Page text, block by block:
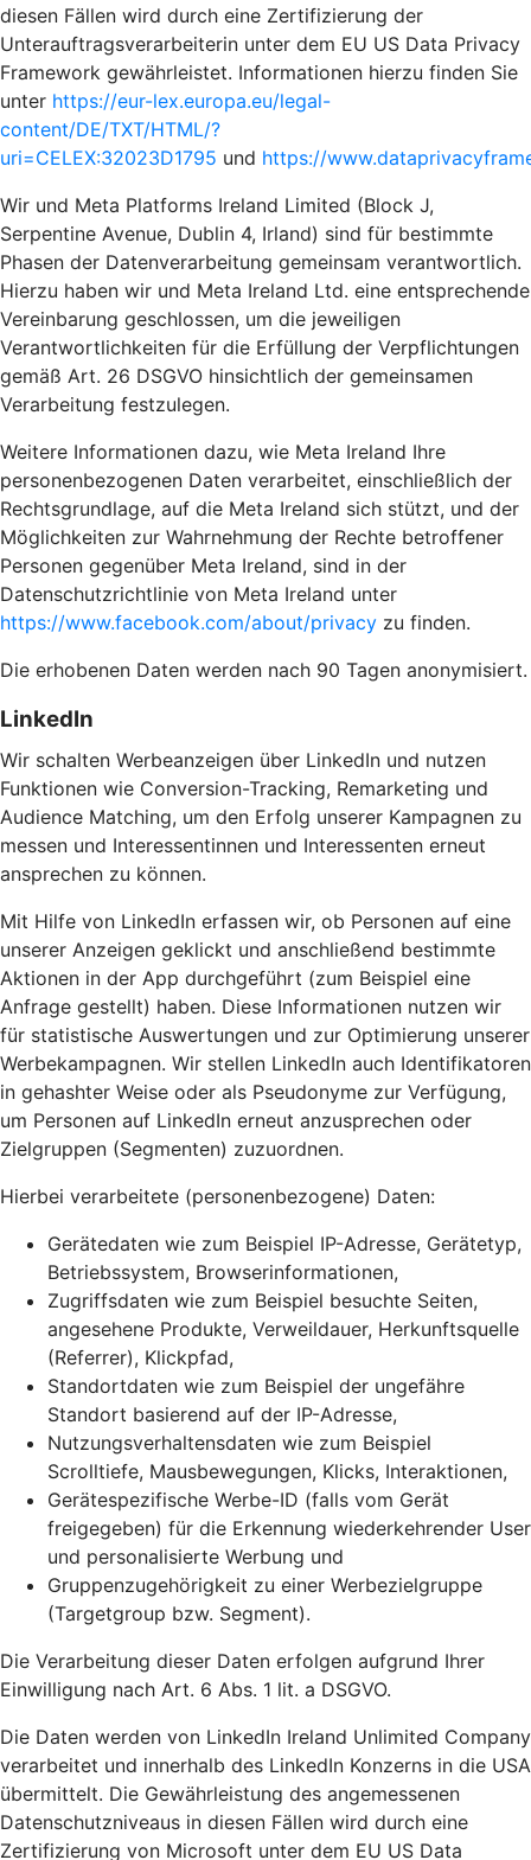
diesen Fällen wird durch eine Zertifizierung der
Unterauftragsverarbeiterin unter dem EU US Data Privacy
Framework gewährleistet. Informationen hierzu finden Sie
unter https://eur-lex.europa.eu/legal-
content/DE/TXT/HTML/?
uri=CELEX:32023D1795 und https://
Wir und Meta Platforms Ireland Limited (Block J,
Serpentine Avenue, Dublin 4, Irland) sind für bestimmte
Phasen der Datenverarbeitung gemeinsam verantwortlich.
Hierzu haben wir und Meta Ireland Ltd. eine entsprechende
Vereinbarung geschlossen, um die jeweiligen
Verantwortlichkeiten für die Erfüllung der Verpflichtungen
gemäß Art. 26 DSGVO hinsichtlich der gemeinsamen
Verarbeitung festzulegen.
Weitere Informationen dazu, wie Meta Ireland Ihre
personenbezogenen Daten verarbeitet, einschließlich der
Rechtsgrundlage, auf die Meta Ireland sich stützt, und der
Möglichkeiten zur Wahrnehmung der Rechte betroffener
Personen gegenüber Meta Ireland, sind in der
Datenschutzrichtlinie von Meta Ireland unter
https://www.facebook.com/about/privacy zu finden.
Die erhobenen Daten werden nach 90 Tagen anonymisiert.
LinkedIn
Wir schalten Werbeanzeigen über LinkedIn und nutzen
Funktionen wie Conversion-Tracking, Remarketing und
Audience Matching, um den Erfolg unserer Kampagnen zu
messen und Interessentinnen und Interessenten erneut
ansprechen zu können.
Mit Hilfe von LinkedIn erfassen wir, ob Personen auf eine
unserer Anzeigen geklickt und anschließend bestimmte
Aktionen in der App durchgeführt (zum Beispiel eine
Anfrage gestellt) haben. Diese Informationen nutzen wir
für statistische Auswertungen und zur Optimierung unserer
Werbekampagnen. Wir stellen LinkedIn auch Identifikatoren
in gehashter Weise oder als Pseudonyme zur Verfügung,
um Personen auf LinkedIn erneut anzusprechen oder
Zielgruppen (Segmenten) zuzuordnen.
Hierbei verarbeitete (personenbezogene) Daten:
Gerätedaten wie zum Beispiel IP-Adresse, Gerätetyp,
Betriebssystem, Browserinformationen,
Zugriffsdaten wie zum Beispiel besuchte Seiten,
angesehene Produkte, Verweildauer, Herkunftsquelle
(Referrer), Klickpfad,
Standortdaten wie zum Beispiel der ungefähre
Standort basierend auf der IP-Adresse,
Nutzungsverhaltensdaten wie zum Beispiel
Scrolltiefe, Mausbewegungen, Klicks, Interaktionen,
Gerätespezifische Werbe-ID (falls vom Gerät
freigegeben) für die Erkennung wiederkehrender User
und personalisierte Werbung und
Gruppenzugehörigkeit zu einer Werbezielgruppe
(Targetgroup bzw. Segment).
Die Verarbeitung dieser Daten erfolgen aufgrund Ihrer
Einwilligung nach Art. 6 Abs. 1 lit. a DSGVO.
Die Daten werden von LinkedIn Ireland Unlimited Company
verarbeitet und innerhalb des LinkedIn Konzerns in die USA
übermittelt. Die Gewährleistung des angemessenen
Datenschutzniveaus in diesen Fällen wird durch eine
Zertifizierung von Microsoft unter dem EU US Data